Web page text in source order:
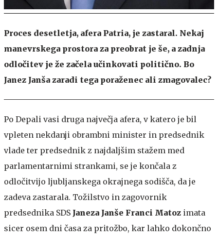
Proces desetletja, afera Patria, je zastaral. Nekaj
manevrskega prostora za preobrat je še, a zadnja
odločitev je že začela učinkovati politično. Bo
Janez Janša zaradi tega poraženec ali zmagovalec?
Po Depali vasi druga največja afera, v katero je bil
vpleten nekdanji obrambni minister in predsednik
vlade ter predsednik z najdaljšim stažem med
parlamentarnimi strankami, se je končala z
odločitvijo ljubljanskega okrajnega sodišča, da je
zadeva zastarala. Tožilstvo in zagovornik
predsednika SDS Janeza Janše Franci Matoz imata
sicer osem dni časa za pritožbo, kar lahko dokončno